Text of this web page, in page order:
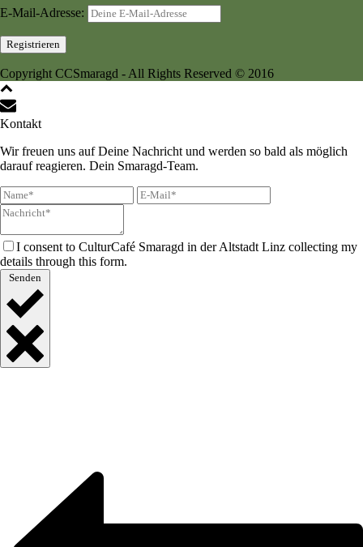
E-Mail-Adresse:
Copyright CCSmaragd - All Rights Reserved © 2016
Kontakt
Wir freuen uns auf Deine Nachricht und werden so bald als möglich
darauf reagieren. Dein Smaragd-Team.
I consent to CulturCafé Smaragd in der Altstadt Linz collecting my
details through this form.
Senden